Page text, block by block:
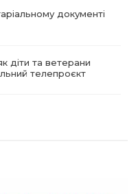
документі
та ветерани
телепроєкт
дому
або як уникнути